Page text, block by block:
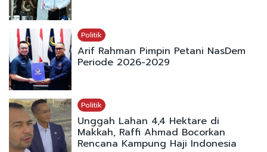
Politik
Arif Rahman Pimpin Petani NasDem
Periode 2026-2029
Politik
Unggah Lahan 4,4 Hektare di
Makkah, Raffi Ahmad Bocorkan
Rencana Kampung Haji Indonesia